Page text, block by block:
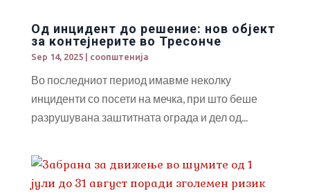
Од инцидент до решение: нов објект
за контејнерите во Тресонче
Sep 14, 2025| соопштенија
Во последниот период имавме неколку
инциденти со посети на мечка, при што беше
разрушувана заштитната ограда и дел од...